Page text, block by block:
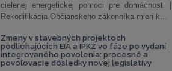
cielenej energetickej pomoci pre domácnosti |
Rekodifikácia Občianskeho zákonníka mieri k...
Zmeny v stavebných projektoch
podliehajúcich EIA a IPKZ vo fáze po vydaní
integrovaného povolenia: procesné a
povoľovacie dôsledky novej legislatívy